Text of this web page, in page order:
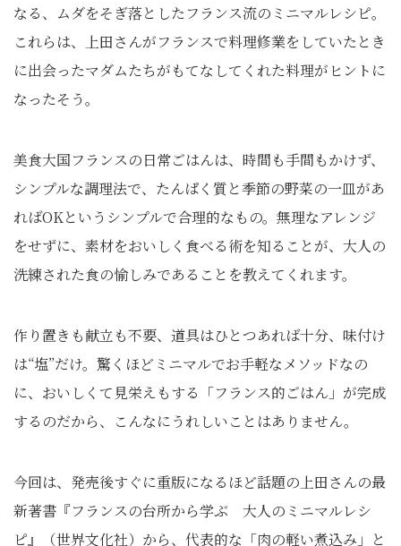
なる、ムダをそぎ落としたフランス流のミニマルレシピ。
これらは、上田さんがフランスで料理修業をしていたとき
に出会ったマダムたちがもてなしてくれた料理がヒントに
なったそう。
美食大国フランスの日常ごはんは、時間も手間もかけず、
シンプルな調理法で、たんぱく質と季節の野菜の一皿があ
ればOKというシンプルで合理的なもの。無理なアレンジ
をせずに、素材をおいしく食べる術を知ることが、大人の
洗練された食の愉しみであることを教えてくれます。
作り置きも献⽴も不要、道具はひとつあれば⼗分、味付け
は“塩”だけ。驚くほどミニマルでお手軽なメソッドなの
に、おいしくて見栄えもする「フランス的ごはん」が完成
するのだから、こんなにうれしいことはありません。
今回は、発売後すぐに重版になるほど話題の上田さんの最
新著書『フランスの台所から学ぶ 大人のミニマルレシ
ピ』（世界文化社）から、代表的な「肉の軽い煮込み」と